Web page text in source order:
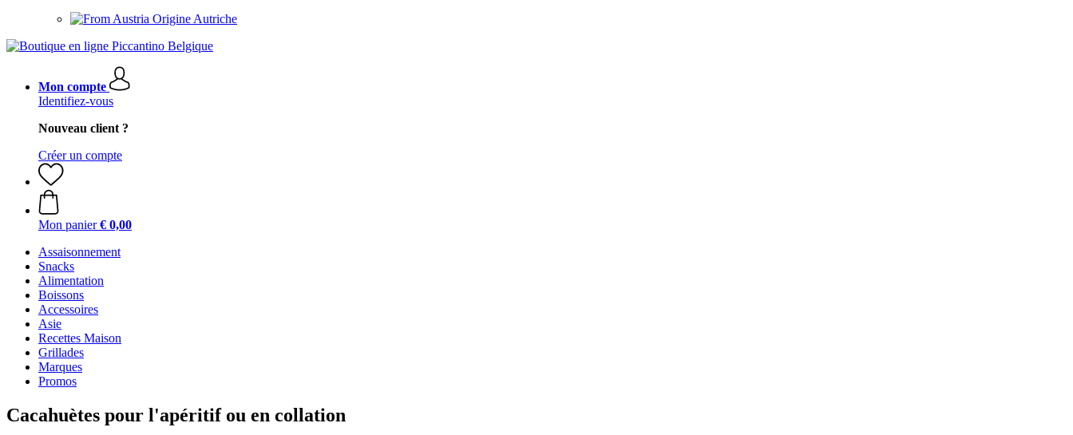
Origine Autriche
Mon compte
Identifiez-vous
Nouveau client ?
Créer un compte
Mon panier € 0,00
Assaisonnement
Snacks
Alimentation
Boissons
Accessoires
Asie
Recettes Maison
Grillades
Marques
Promos
Cacahuètes pour l'apéritif ou en collation